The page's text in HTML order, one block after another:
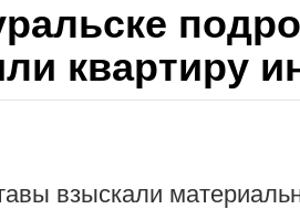
квартиру
взыскали